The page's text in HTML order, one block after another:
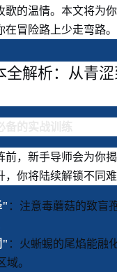
歌的温情。本文将为
冒险路上少走弯路。
全解析：从青
前，新手导师会为你
，你将陆续解锁不同
" ：注意毒蘑菇的致盲
" ：火蜥蜴的尾焰能融
。